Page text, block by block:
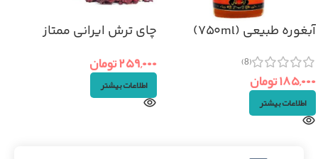
آبغوره طبیعی (۷۵۰ml)
(8)
۱۸۵,۰۰۰تومان
اطلاعات بیشتر
چای ترش ایرانی ممتاز
۲۵۹,۰۰۰تومان
اطلاعات بیشتر